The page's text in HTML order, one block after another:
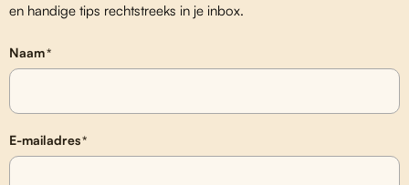
en handige tips rechtstreeks in je inbox.
Naam*
E-mailadres*